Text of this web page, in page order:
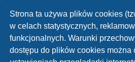
Strona ta używa plików cookies
w celach statystycznych,
funkcjonalnych. Warunki
dostępu do plików cookies można